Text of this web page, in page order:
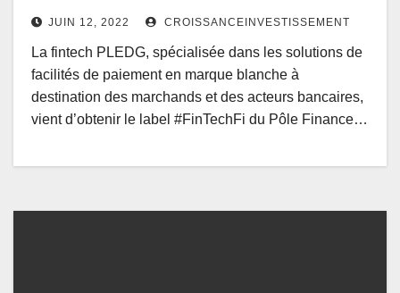
JUIN 12, 2022 CROISSANCEINVESTISSEMENT
La fintech PLEDG, spécialisée dans les solutions de
facilités de paiement en marque blanche à
destination des marchands et des acteurs bancaires,
vient d’obtenir le label #FinTechFi du Pôle Finance…